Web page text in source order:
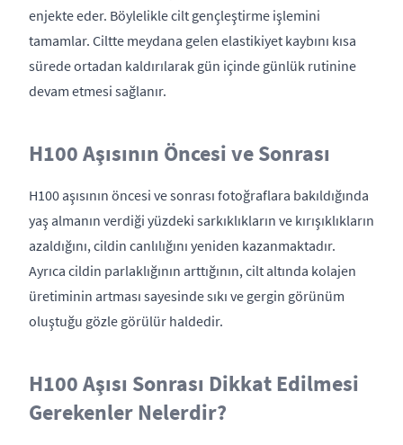
enjekte eder. Böylelikle cilt gençleştirme işlemini
tamamlar. Ciltte meydana gelen elastikiyet kaybını kısa
sürede ortadan kaldırılarak gün içinde günlük rutinine
devam etmesi sağlanır.
H100 Aşısının Öncesi ve Sonrası
H100 aşısının öncesi ve sonrası fotoğraflara bakıldığında
yaş almanın verdiği yüzdeki sarkıklıkların ve kırışıklıkların
azaldığını, cildin canlılığını yeniden kazanmaktadır.
Ayrıca cildin parlaklığının arttığının, cilt altında kolajen
üretiminin artması sayesinde sıkı ve gergin görünüm
oluştuğu gözle görülür haldedir.
H100 Aşısı Sonrası Dikkat Edilmesi
Gerekenler Nelerdir?